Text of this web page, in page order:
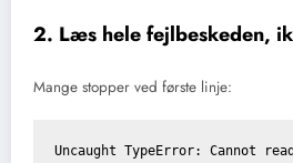
2. Læs hele fejlbeskeden,
Mange stopper ved første linje:
Uncaught TypeError: Cannot